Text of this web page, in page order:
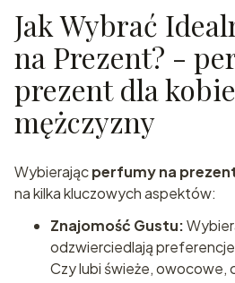
Jak Wybrać
na Prezent? -
prezent dla
mężczyzny
Wybierającperfumy na
na kilka kluczowych aspektów:
Znajomość Gustu:
odzwierciedlają
Czy lubi świeże, owocowe,